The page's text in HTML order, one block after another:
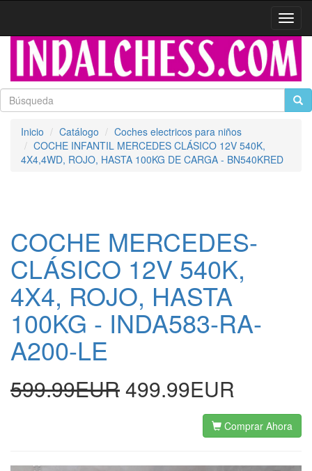
Inicio Catálogo
Coches electricos para niños
COCHE INFANTIL MERCEDES CLÁSICO 12V 540K,
4X4,4WD, ROJO, HASTA 100KG DE CARGA - BN540KRED
COCHE MERCEDES-
CLÁSICO 12V 540K,
4X4, ROJO, HASTA
100KG - INDA583-RA-
A200-LE
599.99EUR499.99EUR
Comprar Ahora